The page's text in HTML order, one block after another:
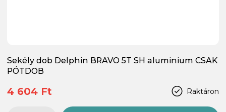
Sekély dob Delphin BRAVO 5T SH aluminium CSAK
PÓTDOB
Raktáron
4 604 Ft